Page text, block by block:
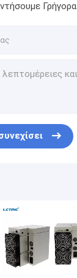
Kaspa
Ανθρακωρύχος
Γρήγορα